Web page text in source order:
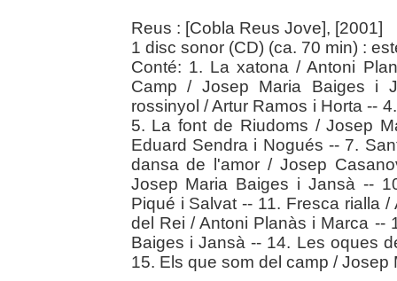
Reus : [Cobla Reus Jove], [2001]
1 disc sonor (CD) (ca. 70 min) :
Conté: 1. La xatona / Antoni
Camp / Josep Maria Baiges i
rossinyol / Artur Ramos i Horta --
5. La font de Riudoms / Josep
Eduard Sendra i Nogués -- 7.
dansa de l'amor / Josep
Josep Maria Baiges i Jansà --
Piqué i Salvat -- 11. Fresca rialla
del Rei / Antoni Planàs i Marca --
Baiges i Jansà -- 14. Les oques
15. Els que som del camp / Josep